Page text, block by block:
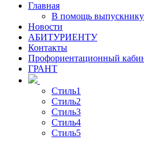
Главная
В помощь выпускнику
Новости
АБИТУРИЕНТУ
Контакты
Профориентационный
ГРАНТ
Стиль1
Стиль2
Стиль3
Стиль4
Стиль5